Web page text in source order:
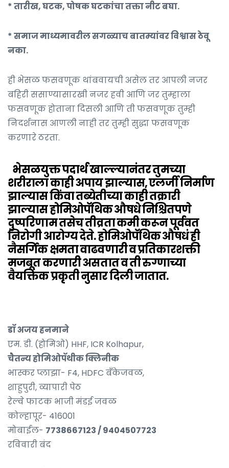
* तारीख, घटक, पोषक घटकांचा तक्ता नीट बघा.
* समाज माध्यमावरील सगळ्याच बातम्यांवर विश्वास ठेवू
नका.
ही भेसळ फसवणूक थांबवायची असेल तर आपली नजर
बहिरी ससाण्यासारखी नजर हवी आणि जर तुम्हाला
फसवणूक होताना दिसली आणि ती फसवणूक तुम्ही
निदर्शनास आणली नाही तर तुम्ही सुद्धा फसवणूक
करणारे ठरता.
भेसळयुक्त पदार्थ खाल्ल्यानंतर तुमच्या
शरीराला काही अपाय झाल्यास, एलर्जी निर्माण
झाल्यास किंवा तब्येतीच्या काही तक्रारी
झाल्यास होमिओपॅथिक औषधे निश्चितपणे
दुष्परिणाम तसेच तीव्रता कमी करून पूर्ववत
निरोगी आरोग्य देते. होमिओपॅथिक औषधं ही
नैसर्गिक क्षमता वाढवणारी व प्रतिकारशक्ती
मजबूत करणारी असतात व ती रुग्णाच्या
वैयक्तिक प्रकृती नुसार दिली जातात.
डॉ अजय हनमाने
एम. डी. (होमिओ) HHF, ICR Kolhapur,
चैतन्य होमिओपॅथीक क्लिनीक
भास्कर प्लाझा- F4, HDFC बॅंकेजवळ,
शाहुपुरी, व्यापारी पेठ
रेल्वे फाटक भाजी मंडई जवळ
कोल्हापूर- 416001
मोबाईल- 7738667123 / 9404507723
रविवारी बंद